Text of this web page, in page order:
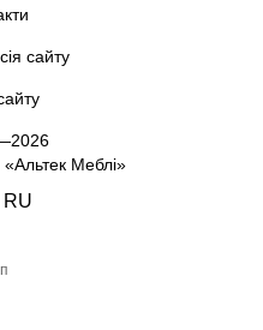
сайту
«Альтек Меблі»
RU